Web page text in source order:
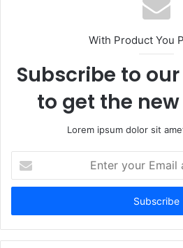
With Product You
Subscribe to
to get the
Lorem ipsum dolor sit
your
Email